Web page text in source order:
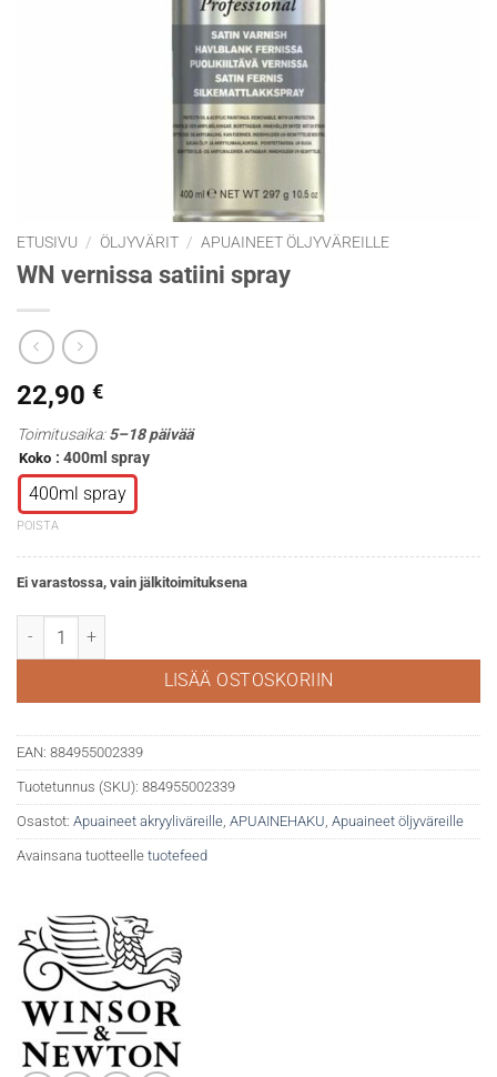
ETUSIVU / ÖLJYVÄRIT / APUAINEET ÖLJYVÄREILLE
WN vernissa satiini spray
22,90 €
Toimitusaika:5–18 päivää
Koko : 400ml spray
400ml spray
POISTA
Ei varastossa, vain jälkitoimituksena
WN vernissa satiini spray määrä
LISÄÄ OSTOSKORIIN
EAN: 884955002339
Tuotetunnus (SKU): 884955002339
Osastot: Apuaineet akryyliväreille, APUAINEHAKU, Apuaineet öljyväreille
Avainsana tuotteelle tuotefeed